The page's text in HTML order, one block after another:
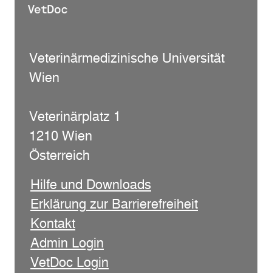
Veterinärmedizinische Universität
Wien
Veterinärplatz 1
1210 Wien
Österreich
Hilfe und Downloads
Erklärung zur Barrierefreiheit
Kontakt
Admin Login
VetDoc Login